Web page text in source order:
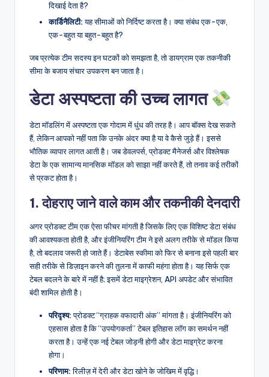
दिखाई देता है?
कार्डिनैलिटी:यह सीमाओं को निर्दिष्ट करता है। क्या संबंध एक-एक,
एक-बहुत या बहुत-बहुत है?
जब प्रत्येक टीम सदस्य इन घटकों को समझता है, तो डायग्राम एक तकनीकी
सीमा के बजाय संचार उपकरण बन जाता है।
डेटा अस्पष्टता की उच्च लागत
डेटा मॉडलिंग में अस्पष्टता एक गोदाम में धुंध की तरह है। आप बॉक्स देख सकते
हैं, लेकिन आपको नहीं पता कि उनके अंदर क्या है या वे कैसे जुड़े हैं। इससे
भौतिक व्यापार लागत आती है। जब डेवलपर्स, प्रोडक्ट मैनेजर्स और विश्लेषक
डेटा के एक सामान्य मानसिक मॉडल को साझा नहीं करते हैं, तो तनाव कई तरीकों
से प्रकट होता है।
1. दोहराए जाने वाले काम और तकनीकी देनदारी
अगर प्रोडक्ट टीम एक ऐसा फीचर मांगती है जिसके लिए एक विशिष्ट डेटा संबंध
की आवश्यकता होती है, और इंजीनियरिंग टीम ने इसे अलग तरीके से मॉडल किया
है, तो बदलाव जरूरी हो जाते हैं। डेटाबेस स्कीमा को फिर से बनाना इसे पहली बार
सही तरीके से डिज़ाइन करने की तुलना में काफी महंगा होता है। यह सिर्फ एक
टेबल बदलने के बारे में नहीं है; इसमें डेटा माइग्रेशन, API अपडेट और संभावित
बंदी शामिल होती है।
परिदृश्य:प्रोडक्ट “ग्राहक वफादारी अंक” मांगता है। इंजीनियरिंग को
एहसास होता है कि “उपयोगकर्ता” टेबल इतिहास लॉग का समर्थन नहीं
करता है। उन्हें एक नई टेबल जोड़नी होगी और डेटा माइग्रेट करना
होगा।
परिणाम:रिलीज़ में देरी और डेटा खोने के जोखिम में वृद्धि।